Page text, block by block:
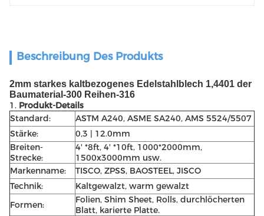
Beschreibung Des Produkts
2mm starkes kaltbezogenes Edelstahlblech 1,4401 der
Baumaterial-300 Reihen-316
1. Produkt-Details
Standard:
ASTM A240, ASME SA240, AMS 5524/5507
Stärke:
0,3 | 12.0mm
Breiten-
Strecke:
4' *8ft, 4' *10ft, 1000*2000mm,
1500x3000mm usw.
Markenname:
TISCO, ZPSS, BAOSTEEL, JISCO
Technik:
Kaltgewalzt, warm gewalzt
Formen:
Folien, Shim Sheet, Rolls, durchlöcherten
Blatt, karierte Platte.